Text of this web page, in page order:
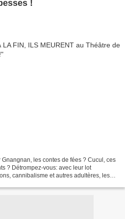
!
les contes de fées ? Cucul, ces
? Détrompez-vous: avec leur lot
cannibalisme et autres adultères, les